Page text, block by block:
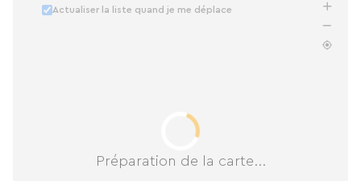
Préparation de la carte...
Actualiser la liste quand je me déplace